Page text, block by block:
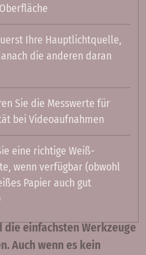
Ihre Hauptlichtquelle,
die anderen daran
Sie die Messwerte für
bei Videoaufnahmen
eine richtige Weiß-
wenn verfügbar (obwohl
Papier auch gut
die einfachsten Werkzeuge
Auch wenn es kein